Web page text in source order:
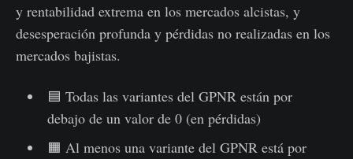
y rentabilidad extrema en los mercados alcistas, y
desesperación profunda y pérdidas no realizadas en los
mercados bajistas.
🟦 Todas las variantes del GPNR están por
debajo de un valor de 0 (en pérdidas)
🟧 Al menos una variante del GPNR está por